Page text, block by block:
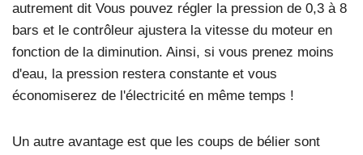
autrement dit Vous pouvez régler la pression de 0,3 à 8
bars et le contrôleur ajustera la vitesse du moteur en
fonction de la diminution. Ainsi, si vous prenez moins
d'eau, la pression restera constante et vous
économiserez de l'électricité en même temps !
Un autre avantage est que les coups de bélier sont